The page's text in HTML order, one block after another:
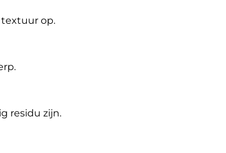
op.
residu zijn.